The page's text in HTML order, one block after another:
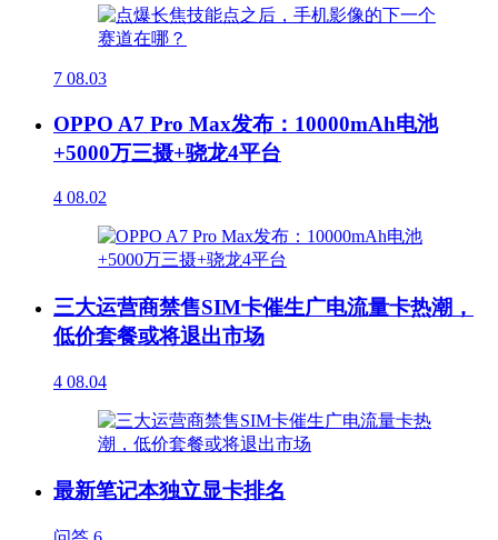
7 08.03
OPPO A7 Pro Max发布：10000mAh电池
+5000万三摄+骁龙4平台
4 08.02
三大运营商禁售SIM卡催生广电流量卡热潮，
低价套餐或将退出市场
4 08.04
最新笔记本独立显卡排名